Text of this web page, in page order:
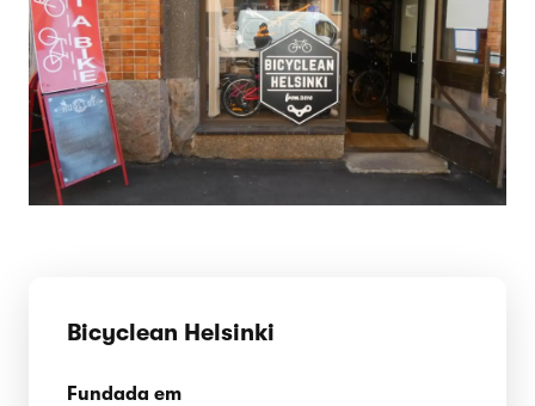
Bicyclean Helsinki
Fundada em